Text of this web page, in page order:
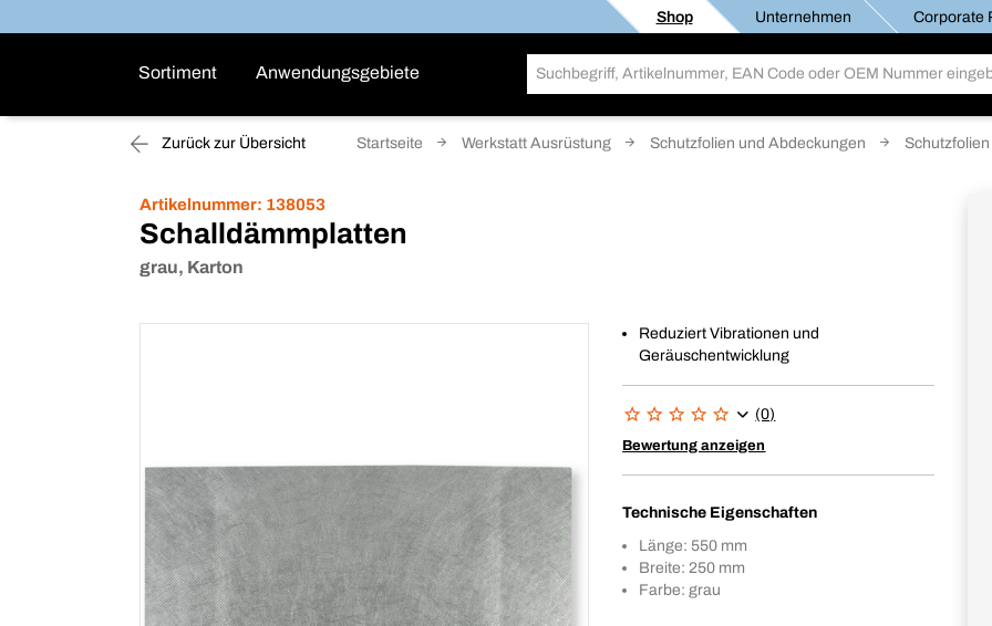
Shop Unternehmen Corporate
Sortiment Anwendungsgebiete
Zurück zur Übersicht Startseite Werkstatt Ausrüstung Schutzfolien und Abdeckungen Schutzfolien
Artikelnummer: 138053
Schalldämmplatten
grau, Karton
Reduziert Vibrationen und
Geräuschentwicklung
(0)
Bewertung anzeigen
Technische Eigenschaften
Länge: 550 mm
Breite: 250 mm
Farbe: grau